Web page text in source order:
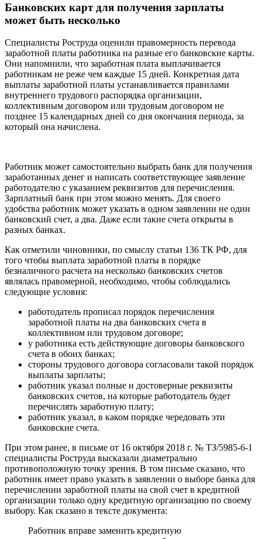
Банковских карт для получения зарплаты
может быть несколько
Специалисты Роструда оценили правомерность перевода
заработной платы работника на разные его банковские карты.
Они напомнили, что заработная плата выплачивается
работникам не реже чем каждые 15 дней. Конкретная дата
выплаты заработной платы устанавливается правилами
внутреннего трудового распорядка организации,
коллективным договором или трудовым договором не
позднее 15 календарных дней со дня окончания периода, за
который она начислена.
Работник может самостоятельно выбрать банк для получения
заработанных денег и написать соответствующее заявление
работодателю с указанием реквизитов для перечисления.
Зарплатный банк при этом можно менять. Для своего
удобства работник может указать в одном заявлении не один
банковский счет, а два. Даже если такие счета открыты в
разных банках.
Как отметили чиновники, по смыслу статьи 136 ТК РФ, для
того чтобы выплата заработной платы в порядке
безналичного расчета на несколько банковских счетов
являлась правомерной, необходимо, чтобы соблюдались
следующие условия:
работодатель прописал порядок перечисления
заработной платы на два банковских счета в
коллективном или трудовом договоре;
у работника есть действующие договоры банковского
счета в обоих банках;
стороны трудового договора согласовали такой порядок
выплаты зарплаты;
работник указал полные и достоверные реквизиты
банковских счетов, на которые работодатель будет
перечислять заработную плату;
работник указал, в каком порядке чередовать эти
банковские счета.
При этом ранее, в письме от 16 октября 2018 г. № ТЗ/5985-6-1
специалисты Роструда высказали диаметрально
противоположную точку зрения. В том письме сказано, что
работник имеет право указать в заявлении о выборе банка для
перечислении заработной платы на свой счет в кредитной
организации только одну кредитную организацию по своему
выбору. Как сказано в тексте документа:
Работник вправе заменить кредитную